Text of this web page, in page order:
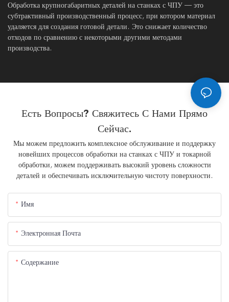
Обработка крупногабаритных деталей на станках с ЧПУ — это
субтрактивный производственный процесс, при котором материал
удаляется для создания готовой детали. Это снижает количество
отходов по сравнению с некоторыми другими методами
производства.
Есть Вопросы? Свяжитесь С Нами Прямо
Сейчас.
Мы можем предложить комплексное обслуживание и поддержку
новейших процессов обработки на станках с ЧПУ и токарной
обработки, можем поддерживать высокий уровень сложности
деталей и обеспечивать исключительную чистоту поверхности.
Имя
Электронная Почта
Содержание